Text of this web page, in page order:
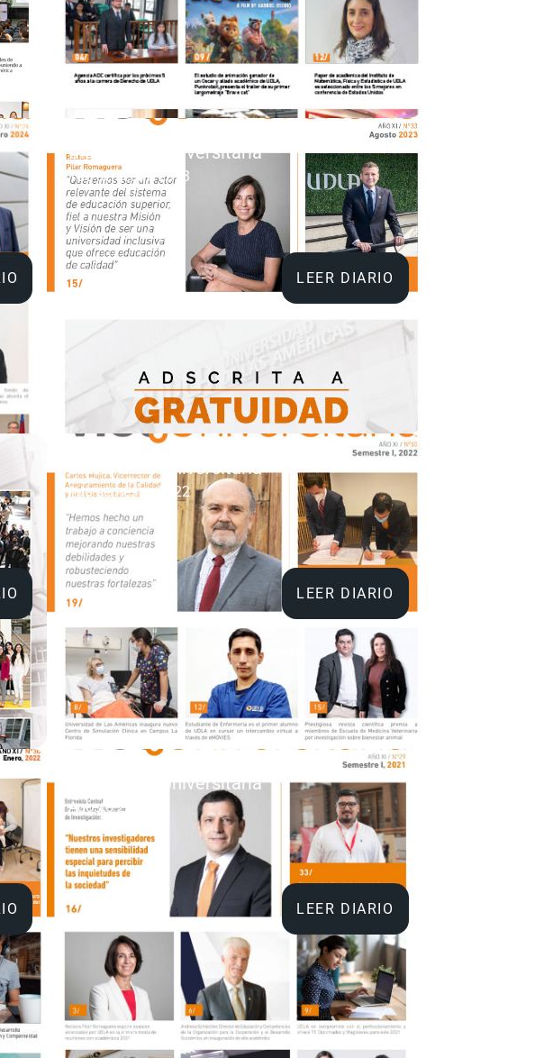
Diario Vida Universitaria
1do semestre 2023
LEER DIARIO
Diario Vida Universitaria
1do semestre 2022
LEER DIARIO
Diario Vida Universitaria
Agosto 2021
LEER DIARIO